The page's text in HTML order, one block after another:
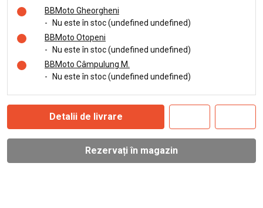
BBMoto Gheorgheni
-
Nu este în stoc (undefined undefined)
BBMoto Otopeni
-
Nu este în stoc (undefined undefined)
BBMoto Câmpulung M.
-
Nu este în stoc (undefined undefined)
Detalii de livrare
Rezervați în magazin